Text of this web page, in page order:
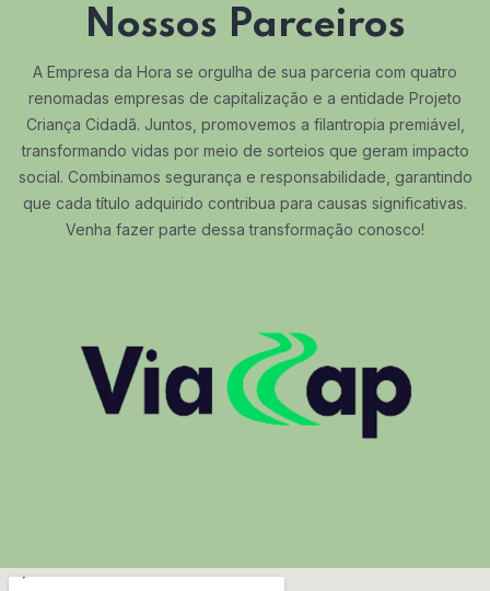
Nossos Parceiros
A Empresa da Hora se orgulha de sua parceria com quatro
renomadas empresas de capitalização e a entidade Projeto
Criança Cidadã. Juntos, promovemos a filantropia premiável,
transformando vidas por meio de sorteios que geram impacto
social. Combinamos segurança e responsabilidade, garantindo
que cada título adquirido contribua para causas significativas.
Venha fazer parte dessa transformação conosco!